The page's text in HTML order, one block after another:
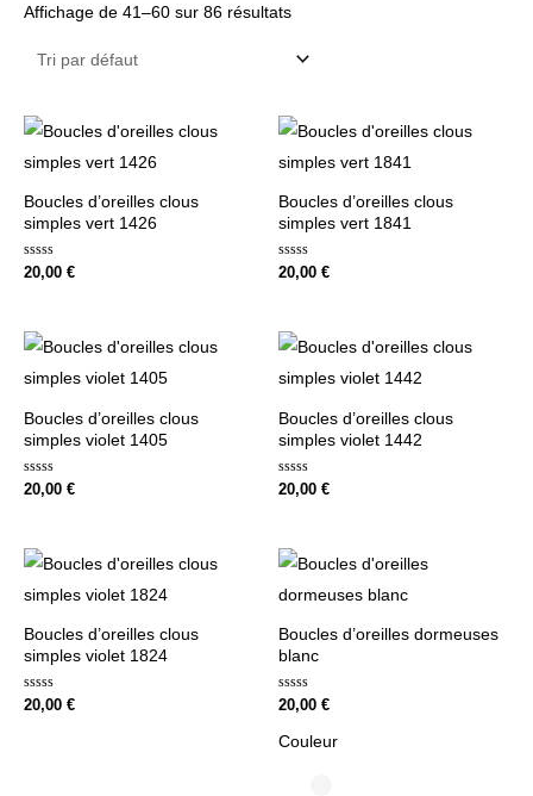
Affichage de 41–60 sur 86 résultats
Boucles d’oreilles clous
simples vert 1426
Note
20,00 €
Boucles d’oreilles clous
simples vert 1841
Note
20,00 €
Boucles d’oreilles clous
simples violet 1405
Note
20,00 €
Boucles d’oreilles clous
simples violet 1442
Note
20,00 €
Boucles d’oreilles clous
simples violet 1824
Note
20,00 €
Boucles d’oreilles dormeuses
blanc
Note
sur
5
20,00 €
Couleur